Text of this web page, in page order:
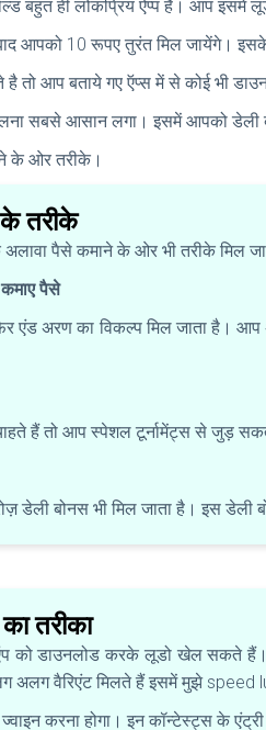
बहुत ही लोकप्रिय ऐप्प है। आप
आपको 10 रूपए तुरंत मिल जायेंगे।
तो आप बताये गए ऍप्स में से कोई भी
सबसे आसान लगा। इसमें आपको डेली
के ओर तरीके।
तरीके
पैसे कमाने के ओर भी तरीके मिल
पैसे
एंड अरण का विकल्प मिल जाता है।
हैं तो आप स्पेशल टूर्नामेंट्स से जुड़
डेली बोनस भी मिल जाता है। इस
तरीका
को डाउनलोड करके लूडो खेल सकते हैं।
वैरिएंट मिलते हैं इसमें मुझे speed
करना होगा। इन कॉन्टेस्ट्स के